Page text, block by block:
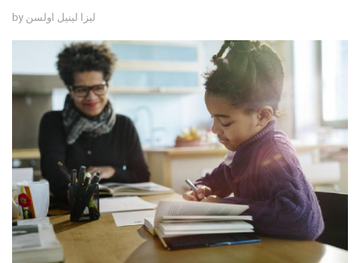
by ليزا لينيل اولسن